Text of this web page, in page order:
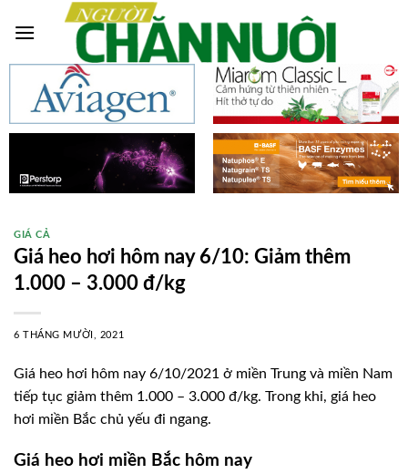
GIÁ CẢ
Giá heo hơi hôm nay 6/10: Giảm thêm
1.000 – 3.000 đ/kg
6 THÁNG MƯỜI, 2021
Giá heo hơi hôm nay 6/10/2021 ở miền Trung và miền Nam
tiếp tục giảm thêm 1.000 – 3.000 đ/kg. Trong khi, giá heo
hơi miền Bắc chủ yếu đi ngang.
Giá heo hơi miền Bắc hôm nay